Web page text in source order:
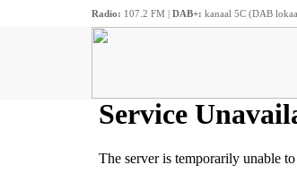
Radio: 107.2 FM | DAB+: kanaal 5C (DAB